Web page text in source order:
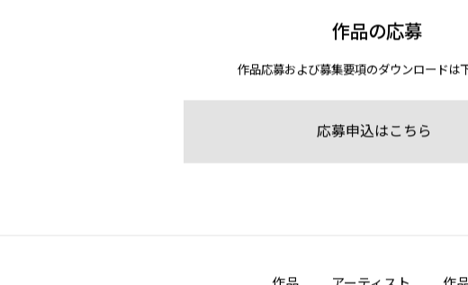
作品の応募